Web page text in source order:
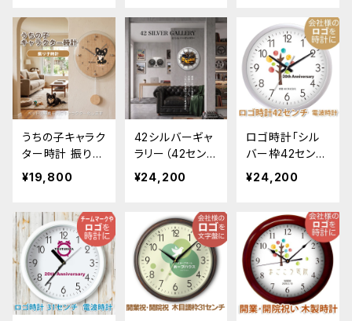
日 贈答品
m） 写真を送っ
てファンタジーワ
ールドに
うちの子キャラク
ター時計 振り子
時計（電波時計）
|誕生日,新居祝
ーダーメイドギ
フト
¥19,800
42シルバーギャ
ラリー（42センチ
壁掛け電波時
計）｜オーダー
愛車、ベストショ
ットなど、人生の
絶景を切り取る
¥24,200
ロゴ時計「シル
バー枠42センチ
壁掛け時計」電
波時計 開業祝
店祝い
¥24,200